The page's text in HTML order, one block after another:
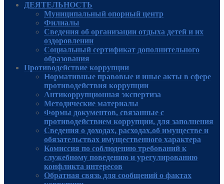
ДЕЯТЕЛЬНОСТЬ
Муниципальный опорный центр
Филиалы
Сведения об организации отдыха детей и их
оздоровлении
Социальный сертификат дополнительного
образования
Противодействие коррупции
Нормативные правовые и иные акты в сфере
противодействия коррупции
Антикоррупционная экспертиза
Методические материалы
Формы документов, связанные с
противодействием коррупции, для заполнения
Сведения о доходах, расходах,об имуществе и
обязательствах имущественного характера
Комиссия по соблюдению требований к
служебному поведению и урегулированию
конфликта интересов
Обратная связь для сообщений о фактах